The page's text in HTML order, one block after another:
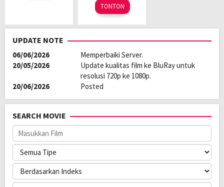
2022
TONTON
UPDATE NOTE
06/06/2026
Memperbaiki Server.
20/05/2026
Update kualitas film ke BluRay untuk
resolusi 720p ke 1080p.
20/06/2026
Posted
SEARCH MOVIE